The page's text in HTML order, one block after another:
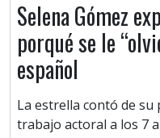
Selena Gómez
porqué se le
español
La estrella contó de su
trabajo actoral a los 7